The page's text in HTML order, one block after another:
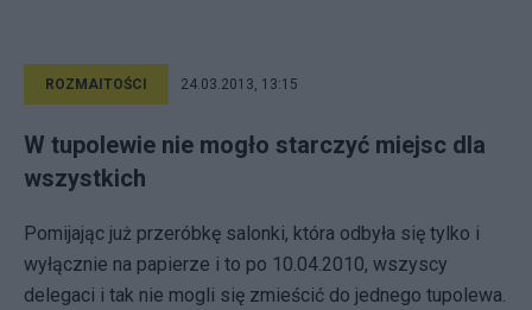
ROZMAITOŚCI 24.03.2013, 13:15
W tupolewie nie mogło starczyć miejsc dla
wszystkich
Pomijając już przeróbkę salonki, która odbyła się tylko i
wyłącznie na papierze i to po 10.04.2010, wszyscy
delegaci i tak nie mogli się zmieścić do jednego tupolewa.